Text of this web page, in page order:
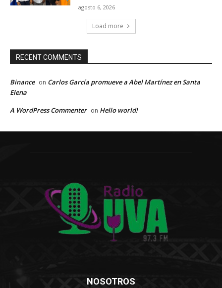
agosto 6, 2026
Load more
RECENT COMMENTS
Binance on Carlos García promueve a Abel Martínez en Santa
Elena
A WordPress Commenter on Hello world!
NOSOTROS